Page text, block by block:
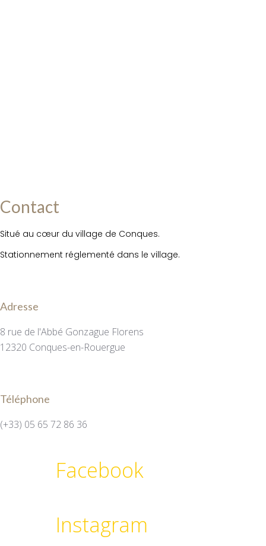
Contact
Situé au cœur du village de Conques.
Stationnement réglementé dans le village.
Adresse
8 rue de l'Abbé Gonzague Florens
12320 Conques-en-Rouergue
Téléphone
(+33) 05 65 72 86 36
Facebook
Instagram